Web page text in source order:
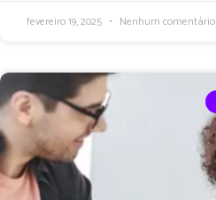
fevereiro 19, 2025 Nenhum comentário